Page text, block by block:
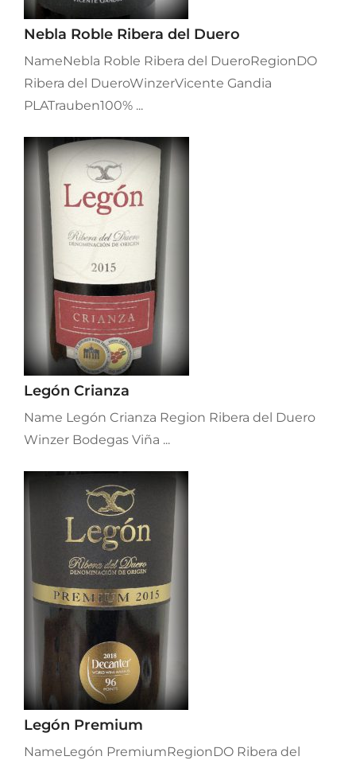
Nebla Roble Ribera del Duero
NameNebla Roble Ribera del DueroRegionDO
Ribera del DueroWinzerVicente Gandia
PLATrauben100% ...
Legón Crianza
Name Legón Crianza Region Ribera del Duero
Winzer Bodegas Viña ...
Legón Premium
NameLegón PremiumRegionDO Ribera del